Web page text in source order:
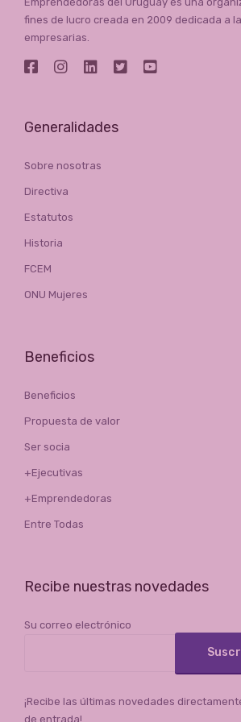
fines de lucro creada en 2009 dedicada a
empresarias.
Generalidades
Sobre nosotras
Directiva
Estatutos
Historia
FCEM
ONU Mujeres
Beneficios
Beneficios
Propuesta de valor
Ser socia
+Ejecutivas
+Emprendedoras
Entre Todas
Recibe nuestras novedades
Su correo electrónico
¡Recibe las últimas novedades
de entrada!